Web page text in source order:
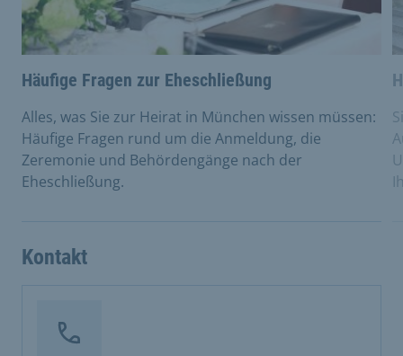
Häufige Fragen zur Eheschließung
Alles, was Sie zur Heirat in München wissen müssen:
Häufige Fragen rund um die Anmeldung, die
Zeremonie und Behördengänge nach der
Eheschließung.
Kontakt